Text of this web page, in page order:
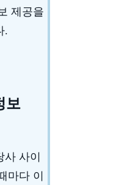
제공을
.
보
사 사이
마다 이